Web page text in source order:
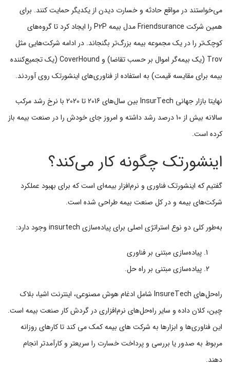
می‌خواستند در مواقع حادثه و خسارت دیدن از یکدیگر حمایت کنند. برای
همین شرکت Friendsurance مدل بیمه P2P را ایجاد کرد تا گروه‌های
کوچک‌تر را در یک مجموعه بیمه بزرگ‌تر بگنجاند. در ادامه شرکت‌هایی مثل
Trov (یک بیمه‌گر اموال بر حسب تقاضا) و CoverHound (یک تجمیع‌کننده
بیمه برای مقایسه قیمت) به استفاده از فناوری‌های اینشورتک روی آوردند.
نهایتا بازار جهانی InsurTech بین سال‌های 2016 تا 2020 با نرخ رشد مرکب
سالانه بیش از 10 درصد رشد داشته و امروز جای خودش را در صنعت بیمه باز
کرده است.
اینشورتک چگونه کار می‌کند؟
گفتیم که اینشورتک فناوری و نرم‌افزار بیمه‌ای است که برای بهبود عملکرد
شرکت‌های بیمه و در کل صنعت بیمه طراحی شده است.
به‌طور کلی دو نوع استراتژی اصلی برای پیاده‌سازی insurtech وجود دارد:
پیاده‌سازی مبتنی بر فناوری
پیاده‌سازی مبتنی بر راه حل.
راه‌حل‌های InsureTech شامل ادغام هوش مصنوعی، اینترنت اشیا، بلاک
چین، کلان داده و سایر راه‌حل‌های نرم‌افزاری در گردش کار صنعت بیمه است.
این فناوری‌ها و ابزارها به شرکت های بیمه کمک می کند تا کارهای روزانه
مربوط به صدور یا بررسی و پرداخت خسارت را سریعتر و کارآمدتر انجام
دهند.